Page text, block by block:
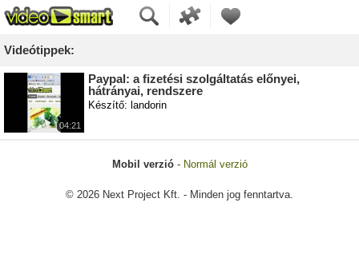
Videótippek:
04:21
Paypal: a fizetési szolgáltatás előnyei,
hátrányai, rendszere
Készítő: landorin
Mobil verzió- Normál verzió
© 2026 Next Project Kft. - Minden jog fenntartva.